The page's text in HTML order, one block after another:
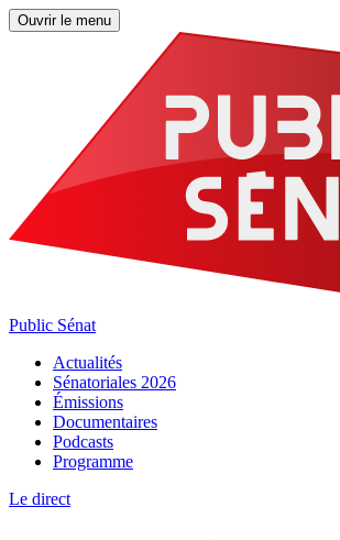
Ouvrir le menu
Public Sénat
Actualités
Sénatoriales 2026
Émissions
Documentaires
Podcasts
Programme
Le direct